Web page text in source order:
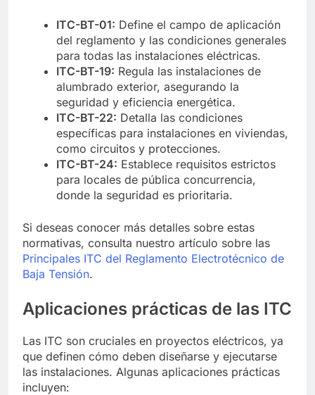
ITC-BT-01: Define el campo de aplicación
del reglamento y las condiciones generales
para todas las instalaciones eléctricas.
ITC-BT-19: Regula las instalaciones de
alumbrado exterior, asegurando la
seguridad y eficiencia energética.
ITC-BT-22: Detalla las condiciones
específicas para instalaciones en viviendas,
como circuitos y protecciones.
ITC-BT-24: Establece requisitos estrictos
para locales de pública concurrencia,
donde la seguridad es prioritaria.
Si deseas conocer más detalles sobre estas
normativas, consulta nuestro artículo sobre las
Principales ITC del Reglamento Electrotécnico de
Baja Tensión.
Aplicaciones prácticas de las ITC
Las ITC son cruciales en proyectos eléctricos, ya
que definen cómo deben diseñarse y ejecutarse
las instalaciones. Algunas aplicaciones prácticas
incluyen: